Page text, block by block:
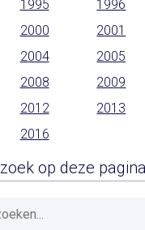
1995 1996
2000 2001
2004 2005
2008 2009
2012 2013
2016
zoek op deze pagina